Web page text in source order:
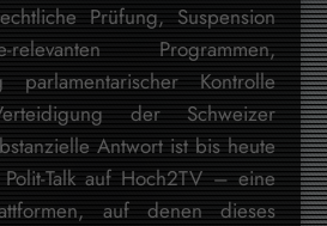
Prüfung, Suspension
Programmen,
parlamentarischer Kontrolle
der Schweizer
Antwort ist bis heute
Talk auf Hoch2TV – eine
auf denen dieses